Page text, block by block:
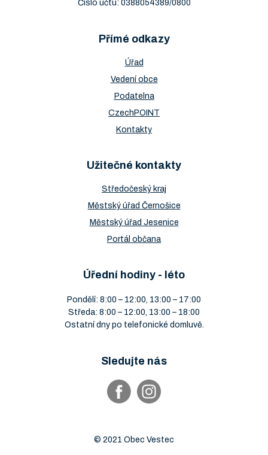
Číslo účtu: 0388054389/0800
Přímé odkazy
Úřad
Vedení obce
Podatelna
CzechPOINT
Kontakty
Užitečné kontakty
Středočeský kraj
Městský úřad Černošice
Městský úřad Jesenice
Portál občana
Úřední hodiny - léto
Pondělí: 8:00 – 12:00, 13:00 – 17:00
Středa: 8:00 – 12:00, 13:00 – 18:00
Ostatní dny po telefonické domluvě.
Sledujte nás
© 2021 Obec Vestec